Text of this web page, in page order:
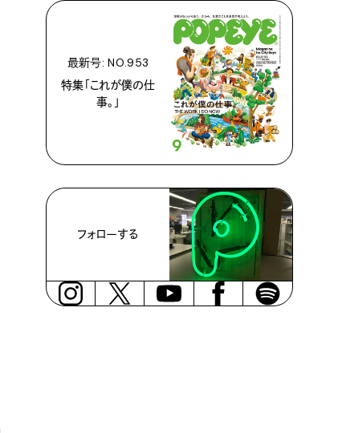
最新号: NO.953
特集「これが僕の仕
事。」
フォローする